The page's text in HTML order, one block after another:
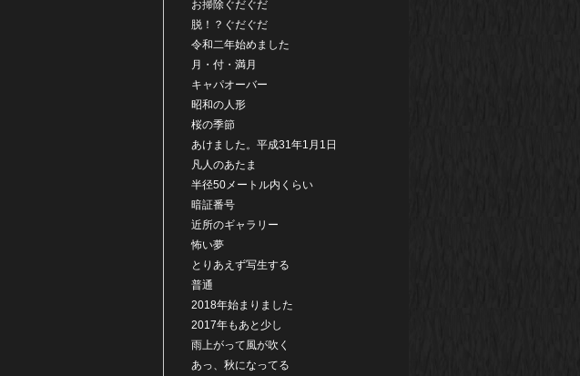
お掃除ぐだぐだ
脱！？ぐだぐだ
令和二年始めました
月・付・満月
キャパオーバー
昭和の人形
桜の季節
あけました。平成31年1月1日
凡人のあたま
半径50メートル内くらい
暗証番号
近所のギャラリー
怖い夢
とりあえず写生する
普通
2018年始まりました
2017年もあと少し
雨上がって風が吹く
あっ、秋になってる